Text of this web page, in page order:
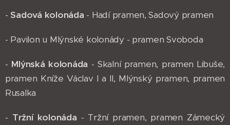
- Sadová kolonáda - Hadí pramen, Sadový pramen
- Pavilon u Mlýnské kolonády - pramen Svoboda
- Mlýnská kolonáda - Skalní pramen, pramen Libuše,
pramen Kníže Václav I a II, Mlýnský pramen, pramen
Rusalka
- Tržní kolonáda - Tržní pramen, pramen Zámecký